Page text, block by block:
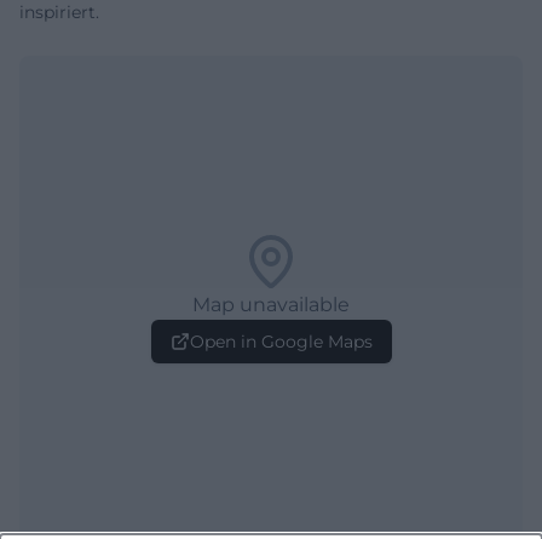
inspiriert.
Map unavailable
Open in Google Maps